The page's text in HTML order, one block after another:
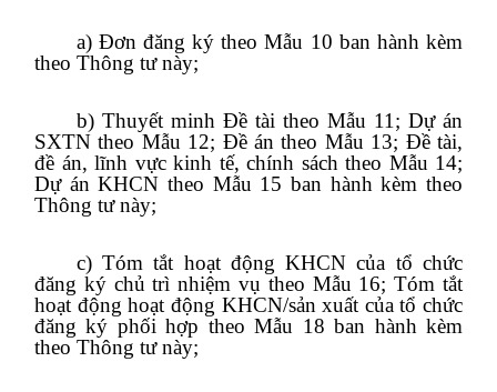
a) Đơn đăng ký theo Mẫu 10 ban hành kèm
theo Thông tư này;
b) Thuyết minh Đề tài theo Mẫu 11; Dự án
SXTN theo Mẫu 12; Đề án theo Mẫu 13; Đề tài,
đề án, lĩnh vực kinh tế, chính sách theo Mẫu 14;
Dự án KHCN theo Mẫu 15 ban hành kèm theo
Thông tư này;
c) Tóm tắt hoạt động KHCN của tổ chức
đăng ký chủ trì nhiệm vụ theo Mẫu 16; Tóm tắt
hoạt động hoạt động KHCN/sản xuất của tổ chức
đăng ký phối hợp theo Mẫu 18 ban hành kèm
theo Thông tư này;